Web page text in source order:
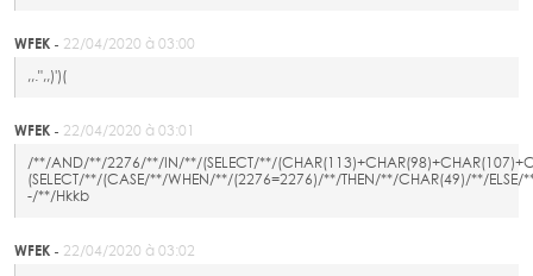
WFEK - 22/04/2020 à 03:00
,,.",,)')(
WFEK - 22/04/2020 à 03:01
/**/AND/**/2276/**/IN/**/(SELECT/**/
(SELECT/**/(CASE/**/WHEN/**/(2276=2276)/**/THEN/**/CHAR(49)/**/
-/**/Hkkb
WFEK - 22/04/2020 à 03:02